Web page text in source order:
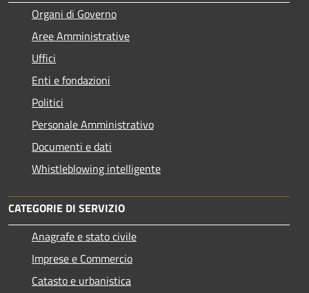
Organi di Governo
Aree Amministrative
Uffici
Enti e fondazioni
Politici
Personale Amministrativo
Documenti e dati
Whistleblowing intelligente
CATEGORIE DI SERVIZIO
Anagrafe e stato civile
Imprese e Commercio
Catasto e urbanistica